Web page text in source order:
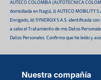
AUTECO COLOMBIA (AUTOTECNICA
domiciliada en Itagüí, ii) AUTECO MOBILITY
Envigado, iii) SYNERGIX S.A.S. identificada
a cabo el Tratamiento de mis Datos
Datos Personales. Confirmo que he leído y
Nuestra compañía